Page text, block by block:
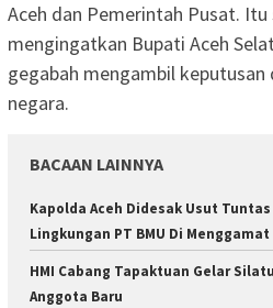
Aceh dan Pemerintah Pusat. Itu
mengingatkan Bupati Aceh
gegabah mengambil
negara.
BACAAN LAINNYA
Kapolda Aceh Didesak Usut
Lingkungan PT BMU Di Menggamat
HMI Cabang Tapaktuan Gelar
Anggota Baru